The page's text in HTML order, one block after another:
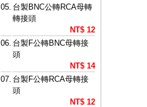
05. 台製BNC公轉RCA母轉
轉接頭
NT$ 12
06. 台製F公轉BNC母轉接
頭
NT$ 14
07. 台製F公轉RCA母轉接
頭
NT$ 12